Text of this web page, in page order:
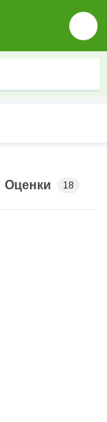
Оценки 18